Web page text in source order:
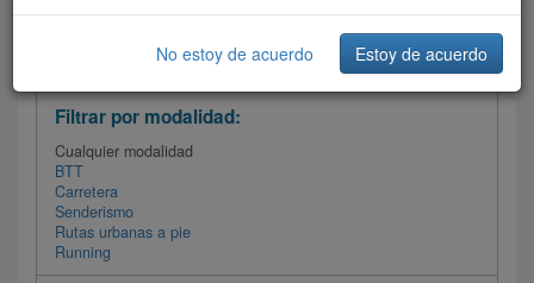
Filtrar las rutas
Filtrar por modalidad:
Cualquier modalidad
BTT
Carretera
Senderismo
Rutas urbanas a pie
Running
No estoy de acuerdo Estoy de acuerdo